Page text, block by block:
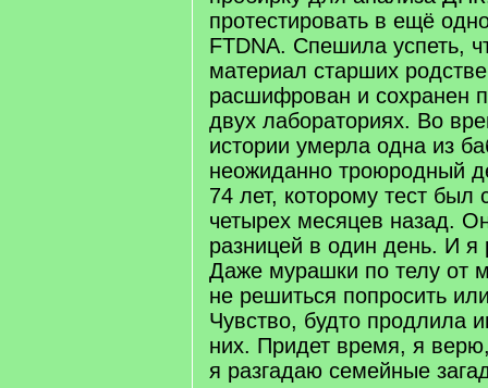
протестировать в ещё
FTDNA. Спешила успеть,
материал старших
расшифрован и сохранен
двух лабораториях. Во
истории умерла одна из
неожиданно троюродный
74 лет, которому тест был
четырех месяцев назад.
разницей в один день. И я
Даже мурашки по телу от
не решиться попросить
Чувство, будто продлила
них. Придет время, я
я разгадаю семейные